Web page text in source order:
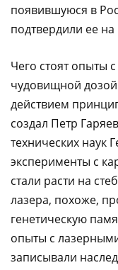
появившуюся в
подтвердили ее на
Чего стоят опыты
чудовищной
действием
создал Петр
технических
эксперименты с
стали расти на
лазера, похоже,
генетическую
опыты с
записывали